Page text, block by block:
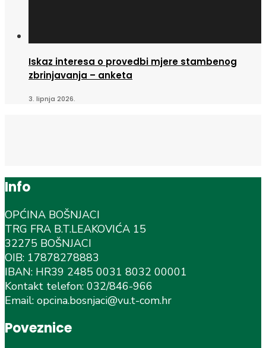
Iskaz interesa o provedbi mjere stambenog
zbrinjavanja – anketa
3. lipnja 2026.
Info
OPĆINA BOŠNJACI
TRG FRA B.T.LEAKOVIĆA 15
32275 BOŠNJACI
OIB: 17878278883
IBAN: HR39 2485 0031 8032 00001
Kontakt telefon: 032/846-966
Email: opcina.bosnjaci@vu.t-com.hr
Poveznice